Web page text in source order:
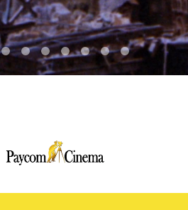
Multimedia